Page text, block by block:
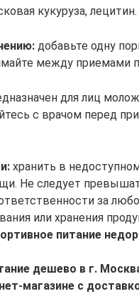
кукуруза, лецитин.
добавьте одну
между приемами
для лиц
с врачом перед
хранить в
Не следует
за
или хранения
питание
дешево в г.
магазине с